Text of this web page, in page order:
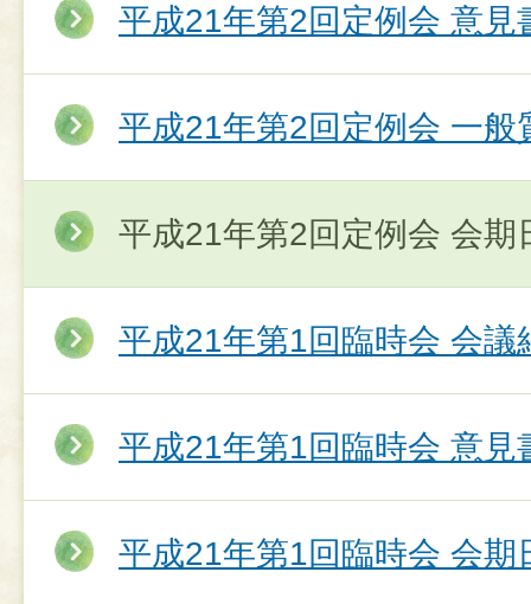
平成21年第2回定例会 意見
平成21年第2回定例会 一般
平成21年第2回定例会 会期
平成21年第1回臨時会 会議
平成21年第1回臨時会 意見
平成21年第1回臨時会 会期